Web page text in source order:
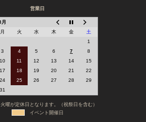
営業日
月 火 水 木 金
土
1
3 4 5 6 7
8
10 11 12 13 14
15
17 18 19 20 21
22
24 25 26 27 28
29
31
曜が定休日となります。（祝祭日を含む）
イベント開催日